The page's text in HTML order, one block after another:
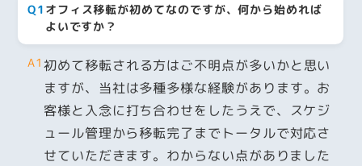
Q1 オフィス移転が初めてなのですが、何から始めれば
よいですか？
A1 初めて移転される方はご不明点が多いかと思い
ますが、当社は多種多様な経験があります。お
客様と入念に打ち合わせをしたうえで、スケジ
ュール管理から移転完了までトータルで対応さ
せていただきます。わからない点がありました